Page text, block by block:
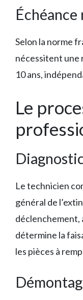
Selon la norme
nécessitent une
10 ans,
Le
Le technicien
général de
déclenchement,
détermine la
les pièces à